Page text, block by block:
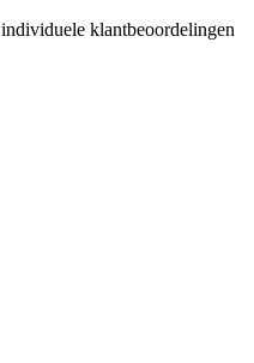
individuele klantbeoordelingen